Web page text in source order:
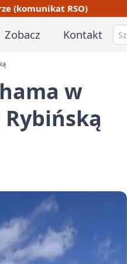
(komunikat RSO)
Zobacz Kontakt
w